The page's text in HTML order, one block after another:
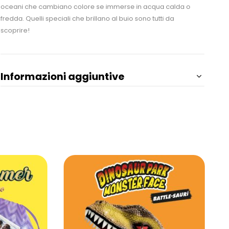
oceani che cambiano colore se immerse in acqua calda o
fredda. Quelli speciali che brillano al buio sono tutti da
scoprire!
Informazioni aggiuntive